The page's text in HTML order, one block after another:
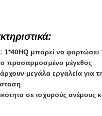
1*40HQ μπορεί να φορτώσει
προσαρμοσμένο μέγεθος
μεγάλα εργαλεία για
σε ισχυρούς ανέμους